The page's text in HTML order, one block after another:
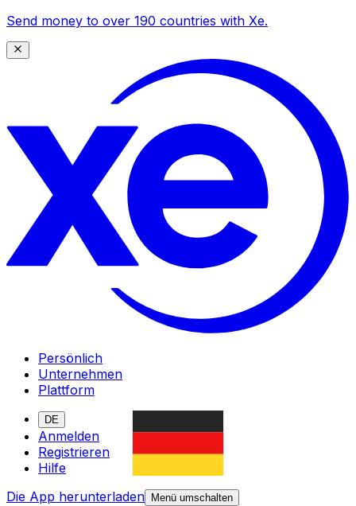
Send money to over 190 countries with Xe.
Persönlich
Unternehmen
Plattform
DE
Anmelden
Registrieren
Hilfe
Die App herunterladen
Menü umschalten